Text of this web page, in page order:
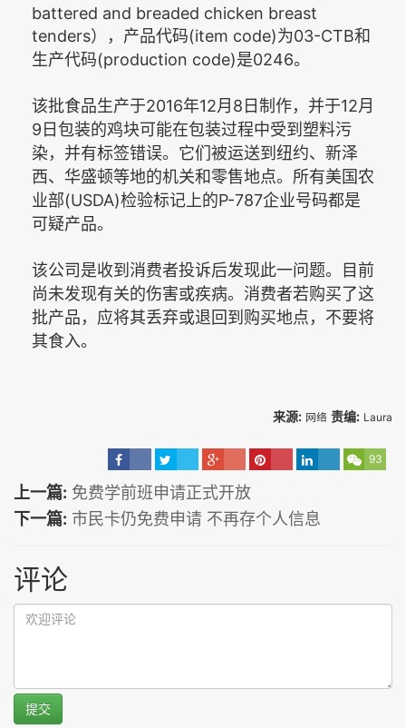
battered and breaded chicken breast
tenders），产品代码(item code)为03-CTB和
生产代码(production code)是0246。
该批食品生产于2016年12月 8 日制作，并于12月
9 日包装的鸡块可能在包装过程中受到塑料污
染，并有标签错误。它们被运送到纽约、新泽
西、华盛顿等地的机关和零售地点。所有美国农
业部(USDA)检验标记上的P-787企业号码都是
可疑产品。
该公司是收到消费者投诉后发现此一问题。目前
尚未发现有关的伤害或疾病。消费者若购买了这
批产品，应将其丢弃或退回到购买地点，不要将
其食入。
来源: 网络 责编: Laura
93
上一篇: 免费学前班申请正式开放
下一篇: 市民卡仍免费申请 不再存个人信息
评论
提交